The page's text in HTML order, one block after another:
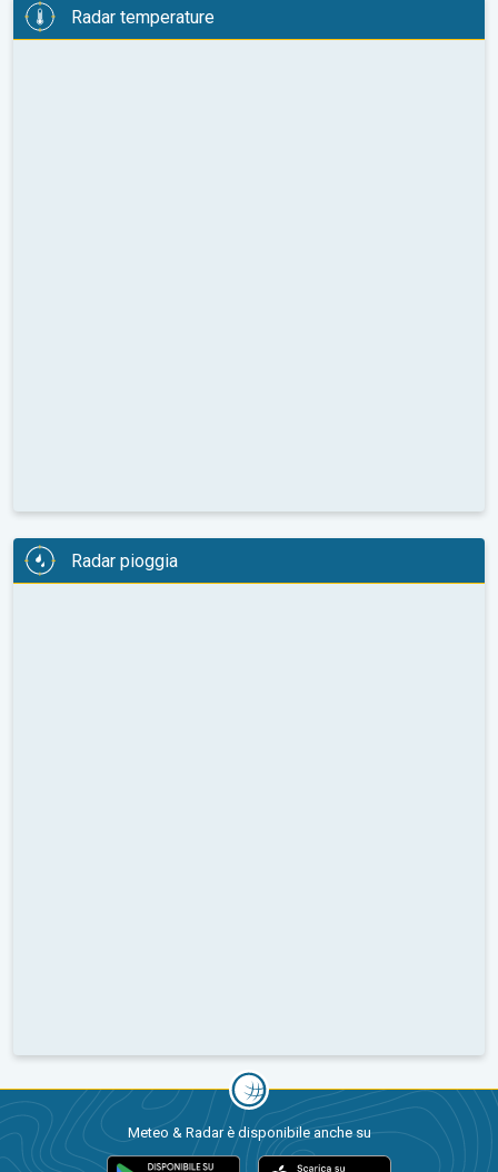
Radar temperature
Radar pioggia
Meteo & Radar è disponibile anche su